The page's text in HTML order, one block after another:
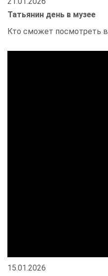
Татьянин день в музее
Кто сможет посмотреть
15.01.2026